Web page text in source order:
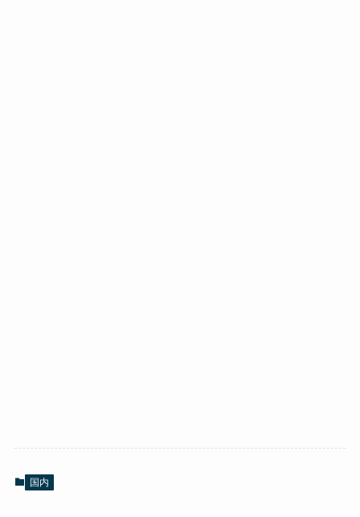
国内